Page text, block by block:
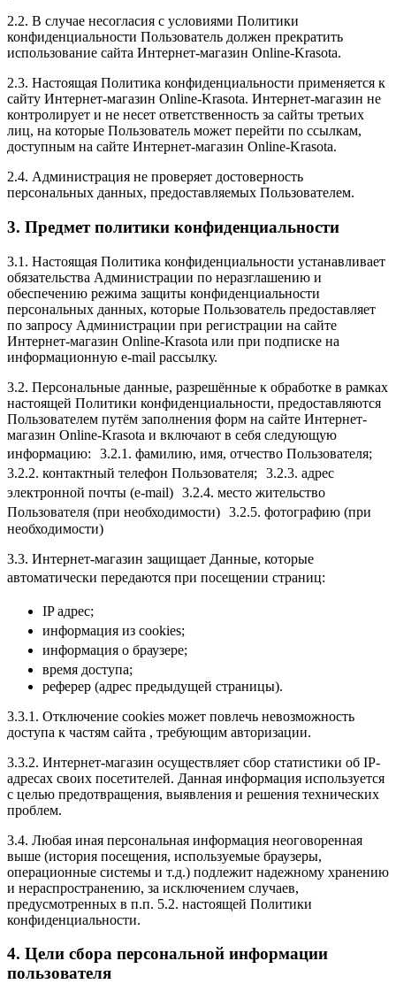
2.2. В случае несогласия с условиями Политики
конфиденциальности Пользователь должен прекратить
использование сайта Интернет-магазин Online-Krasota.
2.3. Настоящая Политика конфиденциальности применяется к
сайту Интернет-магазин Online-Krasota. Интернет-магазин не
контролирует и не несет ответственность за сайты третьих
лиц, на которые Пользователь может перейти по ссылкам,
доступным на сайте Интернет-магазин Online-Krasota.
2.4. Администрация не проверяет достоверность
персональных данных, предоставляемых Пользователем.
3. Предмет политики конфиденциальности
3.1. Настоящая Политика конфиденциальности устанавливает
обязательства Администрации по неразглашению и
обеспечению режима защиты конфиденциальности
персональных данных, которые Пользователь предоставляет
по запросу Администрации при регистрации на сайте
Интернет-магазин Online-Krasota или при подписке на
информационную e-mail рассылку.
3.2. Персональные данные, разрешённые к обработке в рамках
настоящей Политики конфиденциальности, предоставляются
Пользователем путём заполнения форм на сайте Интернет-
магазин Online-Krasota и включают в себя следующую
информацию: 3.2.1. фамилию, имя, отчество Пользователя;
3.2.2. контактный телефон Пользователя; 3.2.3. адрес
электронной почты (e-mail) 3.2.4. место жительство
Пользователя (при необходимости) 3.2.5. фотографию (при
необходимости)
3.3. Интернет-магазин защищает Данные, которые
автоматически передаются при посещении страниц:
IP адрес;
информация из cookies;
информация о браузере;
время доступа;
реферер (адрес предыдущей страницы).
3.3.1. Отключение cookies может повлечь невозможность
доступа к частям сайта , требующим авторизации.
3.3.2. Интернет-магазин осуществляет сбор статистики об IP-
адресах своих посетителей. Данная информация используется
с целью предотвращения, выявления и решения технических
проблем.
3.4. Любая иная персональная информация неоговоренная
выше (история посещения, используемые браузеры,
операционные системы и т.д.) подлежит надежному хранению
и нераспространению, за исключением случаев,
предусмотренных в п.п. 5.2. настоящей Политики
конфиденциальности.
4. Цели сбора персональной информации
пользователя